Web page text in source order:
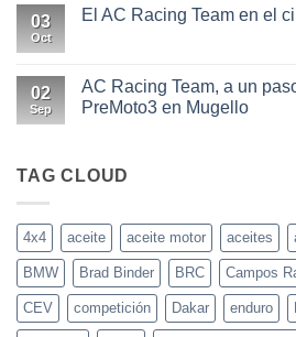
en
las
en
Elegir
para
tu
coche
03
Oct
El AC Racing Team en el
en
El
AC
circuito
02
Sep
AC Racing Team, a un
PreMoto3 en Mugello
en
un
paso
del
podio
Moto3
y
TAG CLOUD
4x4 aceite aceite motor aceites
BMW Brad Binder BRC Campos
CEV competición Dakar enduro